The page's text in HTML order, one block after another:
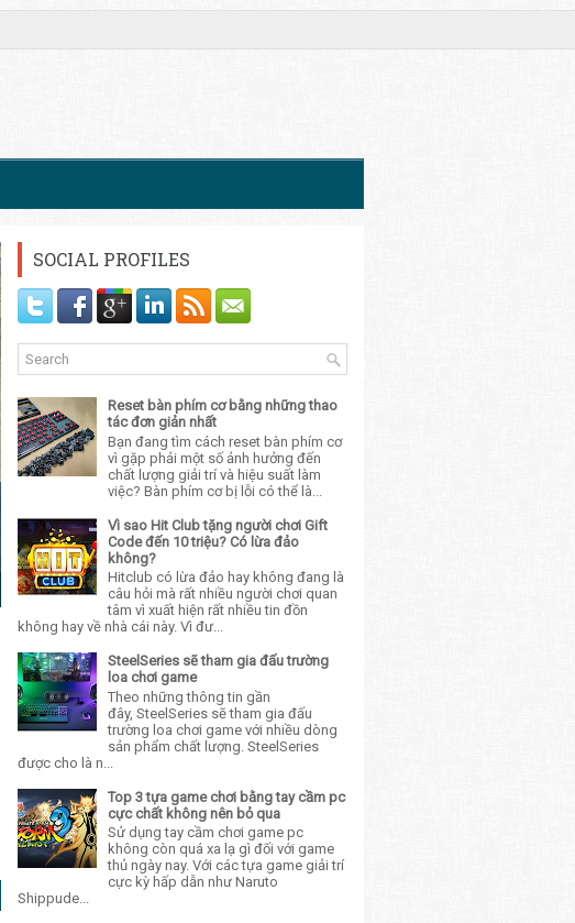
SOCIAL PROFILES
Reset bàn phím cơ bằng những thao
tác đơn giản nhất
Bạn đang tìm cách reset bàn phím cơ
vì gặp phải một số ảnh hưởng đến
chất lượng giải trí và hiệu suất làm
việc? Bàn phím cơ bị lỗi có thể là...
Vì sao Hit Club tặng người chơi Gift
Code đến 10 triệu? Có lừa đảo
không?
Hitclub có lừa đảo hay không đang là
câu hỏi mà rất nhiều người chơi quan
tâm vì xuất hiện rất nhiều tin đồn
không hay về nhà cái này. Vì đư...
SteelSeries sẽ tham gia đấu trường
loa chơi game
Theo những thông tin gần
đây, SteelSeries sẽ tham gia đấu
trường loa chơi game với nhiều dòng
sản phẩm chất lượng. SteelSeries
được cho là n...
Top 3 tựa game chơi bằng tay cầm pc
cực chất không nên bỏ qua
Sử dụng tay cầm chơi game pc
không còn quá xa lạ gì đối với game
thủ ngày nay. Với các tựa game giải trí
cực kỳ hấp dẫn như Naruto
Shippude...